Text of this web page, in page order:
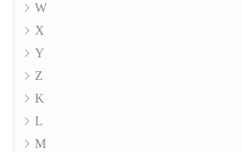
W
X
Y
Z
K
L
M